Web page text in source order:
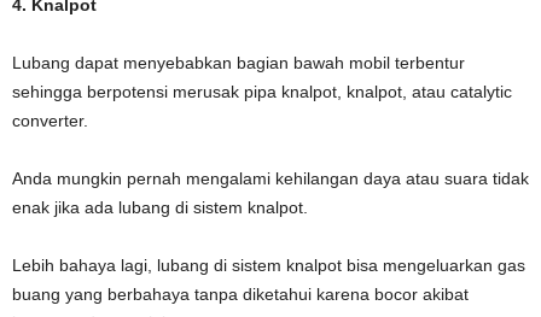
4. Knalpot
Lubang dapat menyebabkan bagian bawah mobil terbentur
sehingga berpotensi merusak pipa knalpot, knalpot, atau catalytic
converter.
Anda mungkin pernah mengalami kehilangan daya atau suara tidak
enak jika ada lubang di sistem knalpot.
Lebih bahaya lagi, lubang di sistem knalpot bisa mengeluarkan gas
buang yang berbahaya tanpa diketahui karena bocor akibat